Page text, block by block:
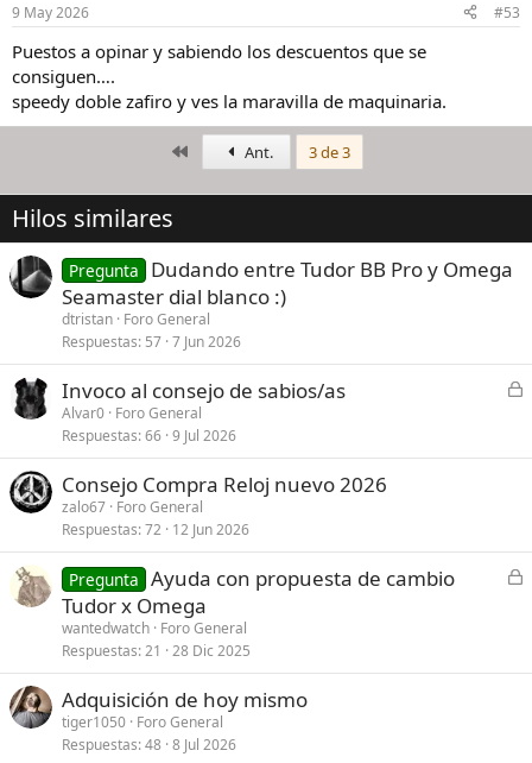
9 May 2026 #53
Puestos a opinar y sabiendo los descuentos que se
consiguen….
speedy doble zafiro y ves la maravilla de maquinaria.
PrimeroAnt. 3 de 3
Hilos similares
Pregunta
Dudando entre Tudor BB Pro y Omega
Seamaster dial blanco :)
dtristan Foro General
Respuestas 57 7 Jun 2026
C
r
Invoco al consejo de sabios/as
Alvar0 Foro General
Respuestas 66 9 Jul 2026
Consejo Compra Reloj nuevo 2026
zalo67 Foro General
Respuestas 72 12 Jun 2026
C
a
Pregunta Ayuda con propuesta de cambio
Tudor x Omega
wantedwatch Foro General
Respuestas 21 28 Dic 2025
Adquisición de hoy mismo
tiger1050 Foro General
Respuestas 48 8 Jul 2026